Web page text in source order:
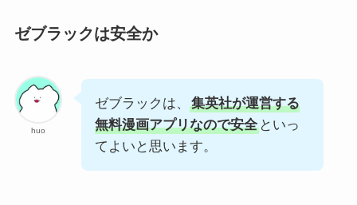
ゼブラックは安全か
huo
ゼブラックは、
集英社が運営する
無料漫画アプリなので安全といっ
てよいと思います。